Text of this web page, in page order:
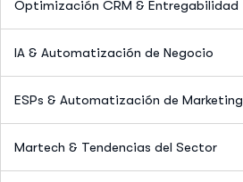
Optimización CRM & Entregabilidad
IA & Automatización de Negocio
ESPs & Automatización de Marketing
Martech & Tendencias del Sector